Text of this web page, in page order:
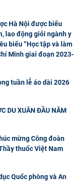
Hà Nội được biểu
lao động giỏi ngành y
biểu “Học tập và làm
Minh giai đoạn 2023-
tuần lễ áo dài 2026
DU XUÂN ĐẦU NĂM
mừng Công đoàn
thuốc Việt Nam
Quốc phòng và An